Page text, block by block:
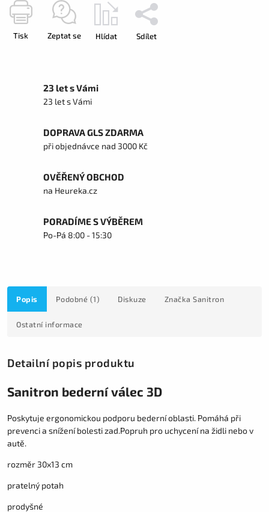
Tisk Zeptat se Hlídat Sdílet
23 let s Vámi
23 let s Vámi
DOPRAVA GLS ZDARMA
při objednávce nad 3000 Kč
OVĚŘENÝ OBCHOD
na Heureka.cz
PORADÍME S VÝBĚREM
Po-Pá 8:00 - 15:30
Popis Podobné (1) Diskuze Značka Sanitron
Ostatní informace
Detailní popis produktu
Sanitron bederní válec 3D
Poskytuje ergonomickou podporu bederní oblasti. Pomáhá při
prevenci a snížení bolesti zad.Popruh pro uchycení na židli nebo v
autě.
rozměr 30x13 cm
pratelný potah
prodyšné